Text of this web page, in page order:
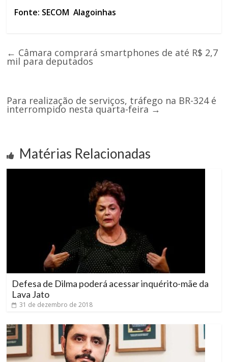
Fonte: SECOM Alagoinhas
← Câmara comprará smartphones de até R$ 2,7
mil para deputados
Para realização de serviços, tráfego na BR-324 é
interrompido nesta quarta-feira →
Matérias Relacionadas
Defesa de Dilma poderá acessar inquérito-mãe da
Lava Jato
31 de dezembro de 2018